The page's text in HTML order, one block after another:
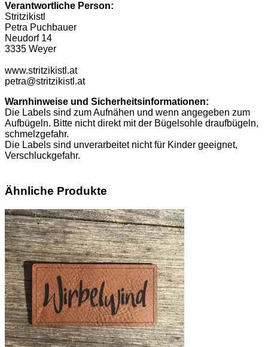
Verantwortliche Person:
Stritzikistl
Petra Puchbauer
Neudorf 14
3335 Weyer
www.stritzikistl.at
petra@stritzikistl.at
Warnhinweise und Sicherheitsinformationen:
Die Labels sind zum Aufnähen und wenn angegeben zum
Aufbügeln. Bitte nicht direkt mit der Bügelsohle draufbügeln,
schmelzgefahr.
Die Labels sind unverarbeitet nicht für Kinder geeignet,
Verschluckgefahr.
Ähnliche Produkte